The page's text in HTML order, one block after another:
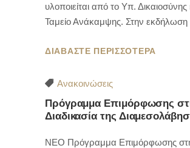
υλοποιείται από το Υπ. Δικαιοσύνης
Ταμείο Ανάκαμψης. Στην εκδήλωση
ΔΙΑΒΑΣΤΕ ΠΕΡΙΣΣΟΤΕΡΑ
Ανακοινώσεις
Πρόγραμμα Επιμόρφωσης
Διαδικασία της
ΝΕΟ Πρόγραμμα Επιμόρφωσης